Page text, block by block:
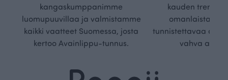
kangaskumppanimme
luomupuuvillaa ja valmistamme
kaikki vaatteet Suomessa, josta
kertoo Avainlippu-tunnus.
kauden
omanlaista,
tunnistettavaa
vahva